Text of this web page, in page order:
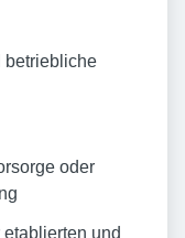
betriebliche
oder
und